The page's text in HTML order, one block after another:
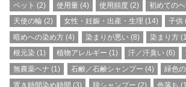
ペット (2) 使用量(4) 使用頻度(2) 初めての
天使の輪 (2) 女性・妊娠・出産・生理 (14) 子供
暗めへの染め方 (4) 染まりが悪い(8) 染まり方
根元染 (1) 植物アレルギー (1) 汗／汗臭い(6)
無農薬ヘナ (1) 石鹸／石鹸シャンプー (4) 緑色
置き時間染め時間 (3) 脱シャンプー (2) 色落ち